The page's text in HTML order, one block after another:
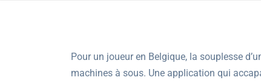
Pour un joueur en Belgique, la souplesse
machines à sous. Une application qui